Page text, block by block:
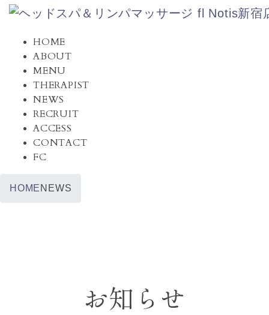
コ
ナ
HOME
ABOUT
MENU
THERAPIST
NEWS
RECRUIT
ACCESS
CONTACT
FC
HOME NEWS
お知らせ